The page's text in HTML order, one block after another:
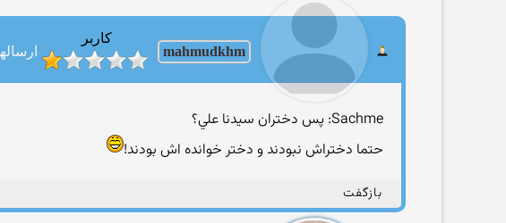
mahmudkhm
کاربر
ارسالها:
Sachme: پس دختران سيدنا علي؟
حتما دختراش نبودند و دختر خوانده اش بودند!
بازگفت